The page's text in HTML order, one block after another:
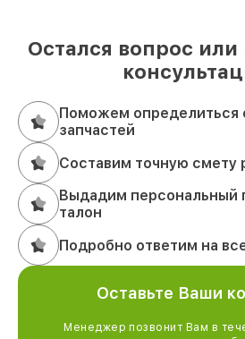
Остался вопрос
Поможем определиться
запчастей
Составим точную смету
Выдадим персональный
талон
Подробно ответим на
Оставьте Ваши
Менеджер позвонит Вам в